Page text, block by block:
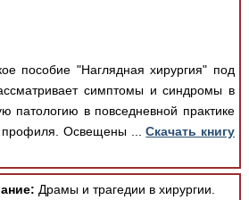
пособие "Наглядная хирургия" под
симптомы и синдромы в
патологию в повседневной практике
профиля. Освещены ...Скачать книгу
Драмы и трагедии в хирургии.